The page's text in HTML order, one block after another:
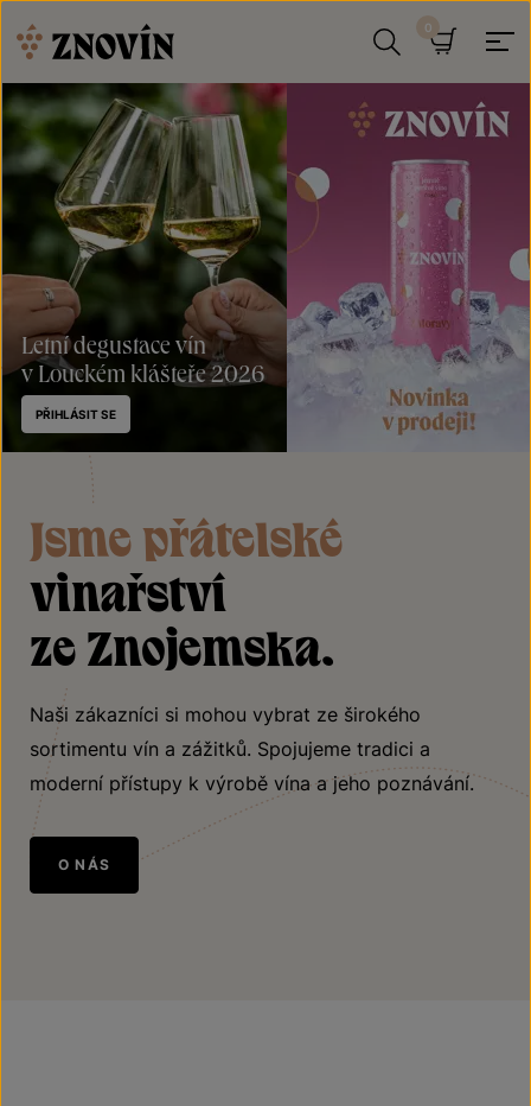
HledatKošík
Letní degustace vín
v Louckém klášteře 2026
PŘIHLÁSIT SE
Jsme přátelské
vinařství
ze Znojemska.
Naši zákazníci si mohou vybrat ze širokého
sortimentu vín a zážitků. Spojujeme tradici a
moderní přístupy k výrobě vína a jeho poznávání.
O NÁS